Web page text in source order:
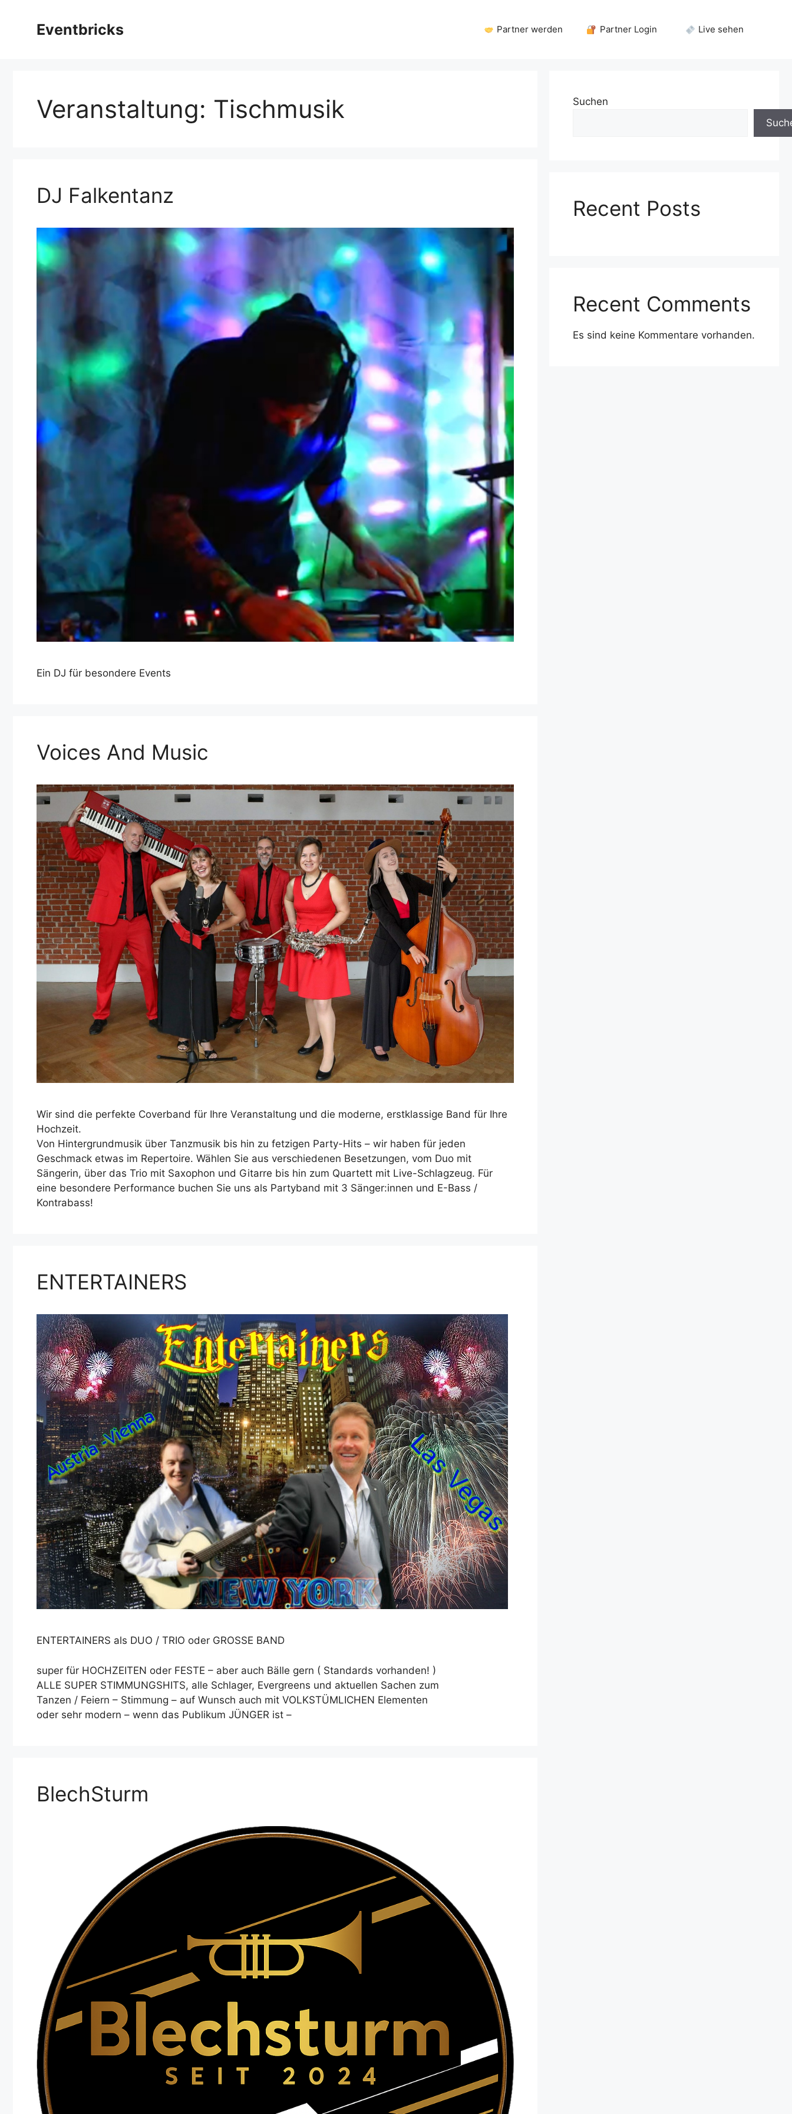
springenEventbricks Partner werden Partner Login Live sehen
Veranstaltung: Tischmusik
DJ Falkentanz
Ein DJ für besondere Events
Voices And Music
Wir sind die perfekte Coverband für Ihre Veranstaltung und die moderne, erstklassige Band für Ihre
Hochzeit.
Von Hintergrundmusik über Tanzmusik bis hin zu fetzigen Party-Hits – wir haben für jeden
Geschmack etwas im Repertoire. Wählen Sie aus verschiedenen Besetzungen, vom Duo mit
Sängerin, über das Trio mit Saxophon und Gitarre bis hin zum Quartett mit Live-Schlagzeug. Für
eine besondere Performance buchen Sie uns als Partyband mit 3 Sänger:innen und E-Bass /
Kontrabass!
ENTERTAINERS
ENTERTAINERS als DUO / TRIO oder GROSSE BAND
super für HOCHZEITEN oder FESTE – aber auch Bälle gern ( Standards vorhanden! )
ALLE SUPER STIMMUNGSHITS, alle Schlager, Evergreens und aktuellen Sachen zum
Tanzen / Feiern – Stimmung – auf Wunsch auch mit VOLKSTÜMLICHEN Elementen
oder sehr modern – wenn das Publikum JÜNGER ist –
BlechSturm
Suchen
Recent Posts
Recent Comments
Es sind keine Kommentare vorhanden.